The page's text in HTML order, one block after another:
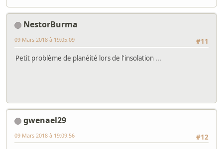
NestorBurma
#11
09 Mars 2018 à 19:05:09
Petit problème de planéité lors de l'insolation ...
gwenael29
#12
09 Mars 2018 à 19:09:56